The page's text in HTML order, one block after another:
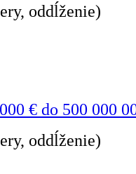
oddĺženie)
€ do 500 000
oddĺženie)